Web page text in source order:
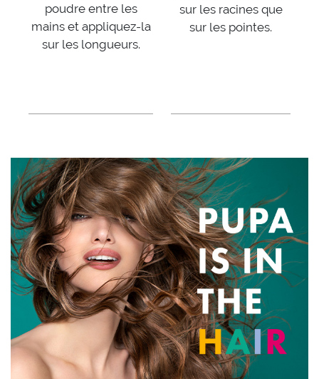
poudre entre les
mains et appliquez-la
sur les longueurs.
sur les racines que
sur les pointes.